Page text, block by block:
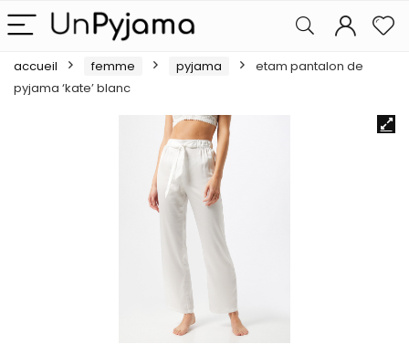
accueil femme pyjama
etam pantalon de
pyjama ‘kate’ blanc